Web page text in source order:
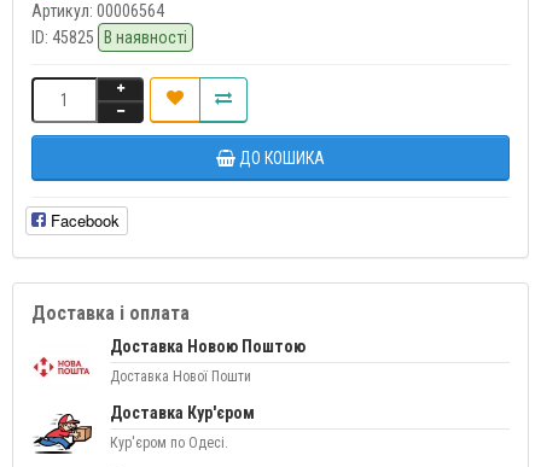
Артикул: 00006564
ID: 45825 В наявності
ДО КОШИКА
Facebook
Доставка і оплата
Доставка Новою Поштою
Доставка Нової Пошти
Доставка Кур'єром
Кур'єром по Одесі.